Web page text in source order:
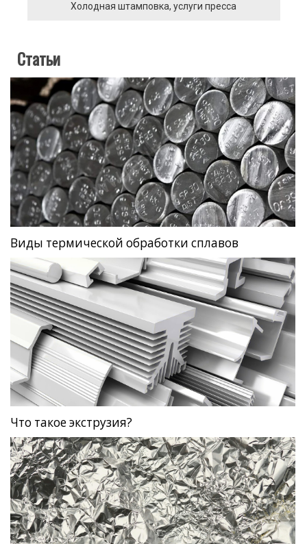
Холодная штамповка, услуги пресса
Статьи
Виды термической обработки сплавов
Что такое экструзия?